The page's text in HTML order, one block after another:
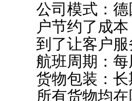
公司模式：
户节约了成
到了让客户
航班周期：
货物包装：
所有货物均